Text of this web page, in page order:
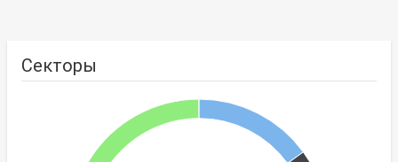
Секторы